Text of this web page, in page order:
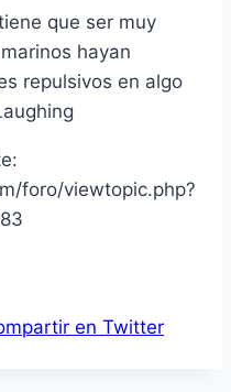
que ser muy
hayan
repulsivos en algo
foro/viewtopic.php?
en Twitter